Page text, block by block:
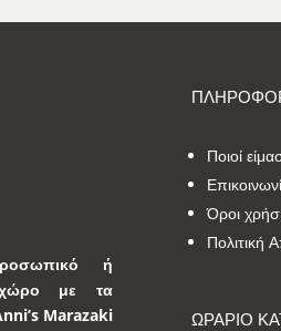
ή
χώρο με τα
Marazaki
Ποιοί
Όροι
Πολιτική
ΩΡΑΡΙΟ